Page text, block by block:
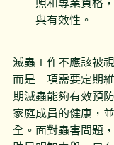
照和專業資格
與有效性。
滅蟲工作不應該被
而是一項需要定期
期滅蟲能夠有效預
家庭成員的健康，
全。面對蟲害問題